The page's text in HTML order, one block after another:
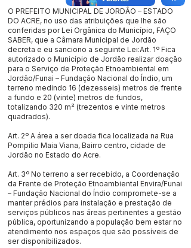
O PREFEITO MUNICIPAL DE JORDÃO – ESTADO
DO ACRE, no uso das atribuições que lhe são
conferidas por Lei Orgânica do Município, FAÇO
SABER, que a Câmara Municipal de Jordão
decreta e eu sanciono a seguinte Lei:Art. 1º Fica
autorizado o Município de Jordão realizar doação
para o Serviço de Proteção Etnoambiental em
Jordão/Funai – Fundação Nacional do Índio, um
terreno medindo 16 (dezesseis) metros de frente
a fundo e 20 (vinte) metros de fundos,
totalizando 320 m² (trezentos e vinte metros
quadrados).
Art. 2º A área a ser doada fica localizada na Rua
Pompilio Maia Viana, Bairro centro, cidade de
Jordão no Estado do Acre.
Art. 3º No terreno a ser recebido, a Coordenação
da Frente de Proteção Etnoambiental Envira/Funai
– Fundação Nacional do Índio compromete-se a
manter prédios para instalação e prestação de
serviços públicos nas áreas pertinentes a gestão
pública, oportunizando a população bem estar no
atendimento nos espaços que são possíveis de
ser disponibilizados.